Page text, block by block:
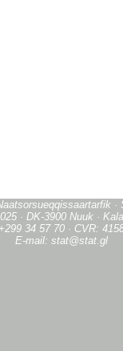
·
· DK-3900 Nuuk ·
34 57 70 · CVR:
E-mail: stat@stat.gl